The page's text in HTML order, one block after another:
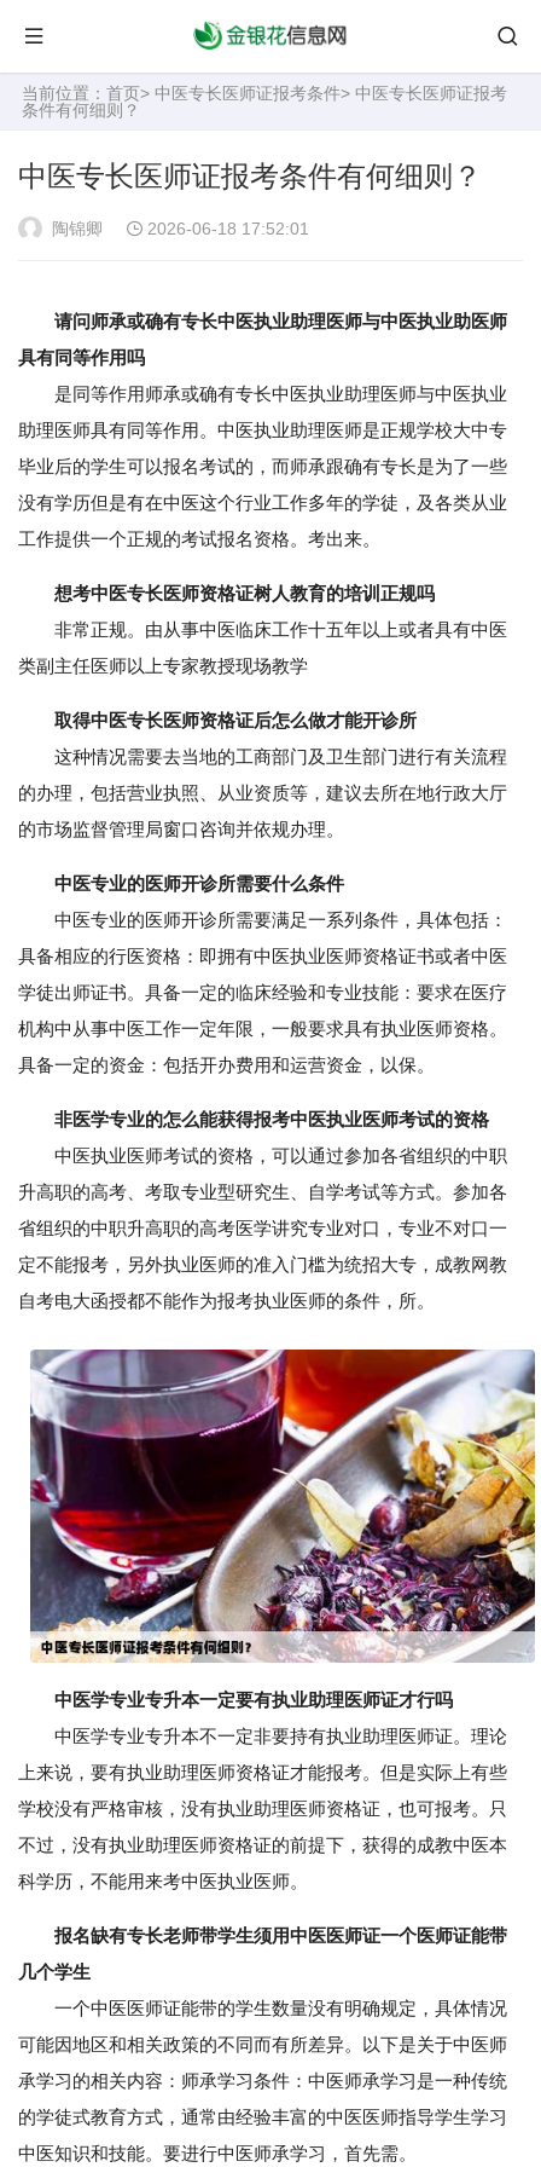
当前位置： 首页> 中医专长医师证报考条件> 中医专长医师证报考
条件有何细则？
中医专长医师证报考条件有何细则？
陶锦卿 2026-06-18 17:52:01
请问师承或确有专长中医执业助理医师与中医执业助医师
具有同等作用吗
是同等作用师承或确有专长中医执业助理医师与中医执业
助理医师具有同等作用。中医执业助理医师是正规学校大中专
毕业后的学生可以报名考试的，而师承跟确有专长是为了一些
没有学历但是有在中医这个行业工作多年的学徒，及各类从业
工作提供一个正规的考试报名资格。考出来。
想考中医专长医师资格证树人教育的培训正规吗
非常正规。由从事中医临床工作十五年以上或者具有中医
类副主任医师以上专家教授现场教学
取得中医专长医师资格证后怎么做才能开诊所
这种情况需要去当地的工商部门及卫生部门进行有关流程
的办理，包括营业执照、从业资质等，建议去所在地行政大厅
的市场监督管理局窗口咨询并依规办理。
中医专业的医师开诊所需要什么条件
中医专业的医师开诊所需要满足一系列条件，具体包括：
具备相应的行医资格：即拥有中医执业医师资格证书或者中医
学徒出师证书。具备一定的临床经验和专业技能：要求在医疗
机构中从事中医工作一定年限，一般要求具有执业医师资格。
具备一定的资金：包括开办费用和运营资金，以保。
非医学专业的怎么能获得报考中医执业医师考试的资格
中医执业医师考试的资格，可以通过参加各省组织的中职
升高职的高考、考取专业型研究生、自学考试等方式。参加各
省组织的中职升高职的高考医学讲究专业对口，专业不对口一
定不能报考，另外执业医师的准入门槛为统招大专，成教网教
自考电大函授都不能作为报考执业医师的条件，所。
中医学专业专升本一定要有执业助理医师证才行吗
中医学专业专升本不一定非要持有执业助理医师证。理论
上来说，要有执业助理医师资格证才能报考。但是实际上有些
学校没有严格审核，没有执业助理医师资格证，也可报考。只
不过，没有执业助理医师资格证的前提下，获得的成教中医本
科学历，不能用来考中医执业医师。
报名缺有专长老师带学生须用中医医师证一个医师证能带
几个学生
一个中医医师证能带的学生数量没有明确规定，具体情况
可能因地区和相关政策的不同而有所差异。以下是关于中医师
承学习的相关内容：师承学习条件：中医师承学习是一种传统
的学徒式教育方式，通常由经验丰富的中医医师指导学生学习
中医知识和技能。要进行中医师承学习，首先需。